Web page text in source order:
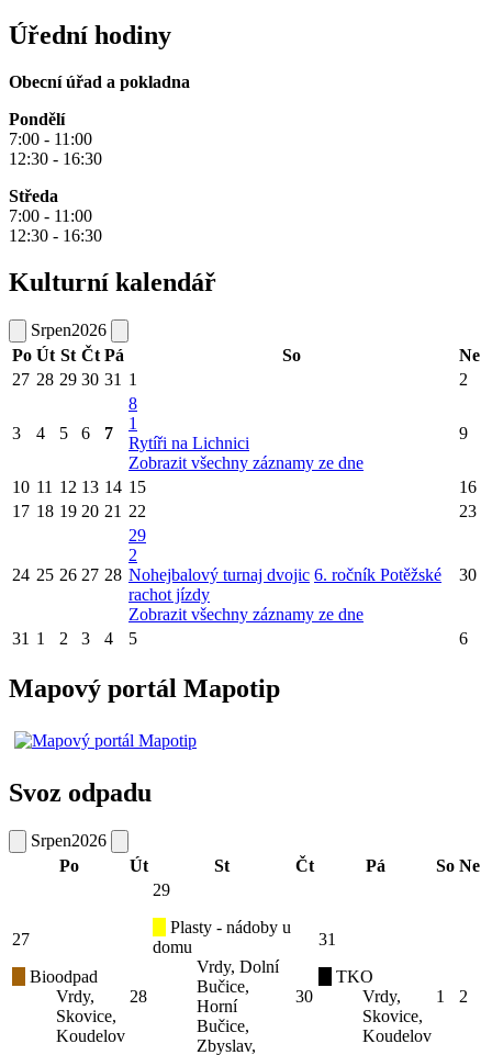
Úřední hodiny
Obecní úřad a pokladna
Pondělí
7:00 - 11:00
12:30 - 16:30
Středa
7:00 - 11:00
12:30 - 16:30
Kulturní kalendář
Srpen2026
Po Út St Čt Pá So
Ne
27 28 29 30 31 1 2
3 4 5 6 7
8
1
Rytíři na Lichnici
Zobrazit všechny záznamy ze dne
9
10 11 12 13 14 15
16
17 18 19 20 21 22 23
24 25 26 27 28
29
2
Nohejbalový turnaj dvojic 6. ročník Potěžské
rachot jízdy
Zobrazit všechny záznamy ze dne
30
31 1 2 3 4 5 6
Mapový portál Mapotip
Svoz odpadu
Srpen2026
Po
Út St Čt Pá So Ne
27
Bioodpad
Vrdy,
Skovice,
Koudelov
28
29
Plasty - nádoby u
domu
Vrdy, Dolní
Bučice,
Horní
Bučice,
Zbyslav,
30
31
TKO
Vrdy,
Skovice,
Koudelov
1 2